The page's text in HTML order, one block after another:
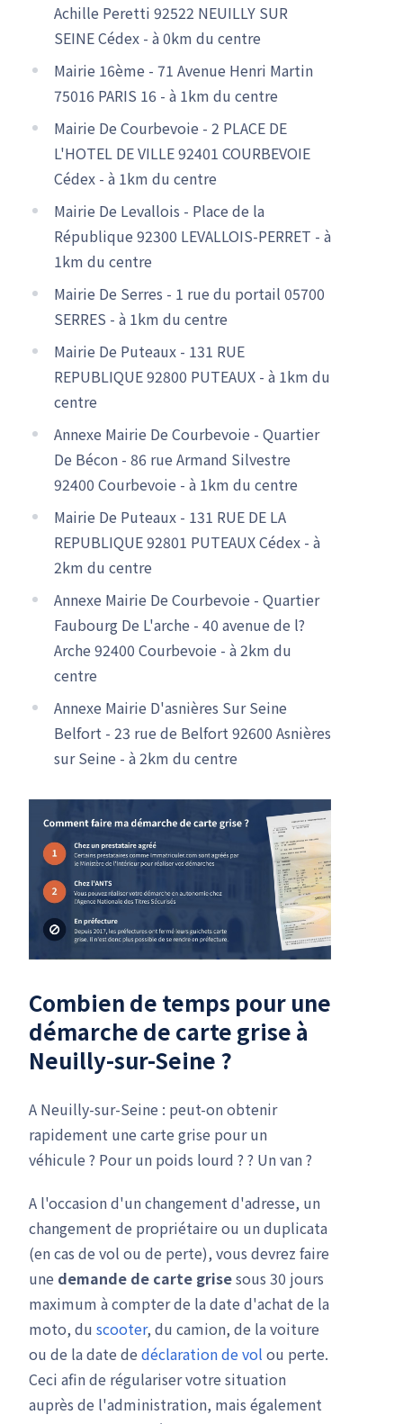
Achille Peretti 92522 NEUILLY SUR
SEINE Cédex - à 0km du centre
Mairie 16ème - 71 Avenue Henri Martin
75016 PARIS 16 - à 1km du centre
Mairie De Courbevoie - 2 PLACE DE
L'HOTEL DE VILLE 92401 COURBEVOIE
Cédex - à 1km du centre
Mairie De Levallois - Place de la
République 92300 LEVALLOIS-PERRET - à
1km du centre
Mairie De Serres - 1 rue du portail 05700
SERRES - à 1km du centre
Mairie De Puteaux - 131 RUE
REPUBLIQUE 92800 PUTEAUX - à 1km du
centre
Annexe Mairie De Courbevoie - Quartier
De Bécon - 86 rue Armand Silvestre
92400 Courbevoie - à 1km du centre
Mairie De Puteaux - 131 RUE DE LA
REPUBLIQUE 92801 PUTEAUX Cédex - à
2km du centre
Annexe Mairie De Courbevoie - Quartier
Faubourg De L'arche - 40 avenue de l?
Arche 92400 Courbevoie - à 2km du
centre
Annexe Mairie D'asnières Sur Seine
Belfort - 23 rue de Belfort 92600 Asnières
sur Seine - à 2km du centre
Combien de temps pour une
démarche de carte grise à
Neuilly-sur-Seine ?
A Neuilly-sur-Seine : peut-on obtenir
rapidement une carte grise pour un
véhicule ? Pour un poids lourd ? ? Un van ?
A l'occasion d'un changement d'adresse, un
changement de propriétaire ou un duplicata
(en cas de vol ou de perte), vous devrez faire
une demande de carte grisesous 30 jours
maximum à compter de la date d'achat de la
moto, du scooter, du camion, de la voiture
ou de la date de déclaration de vol ou perte.
Ceci afin de régulariser votre situation
auprès de l'administration, mais également